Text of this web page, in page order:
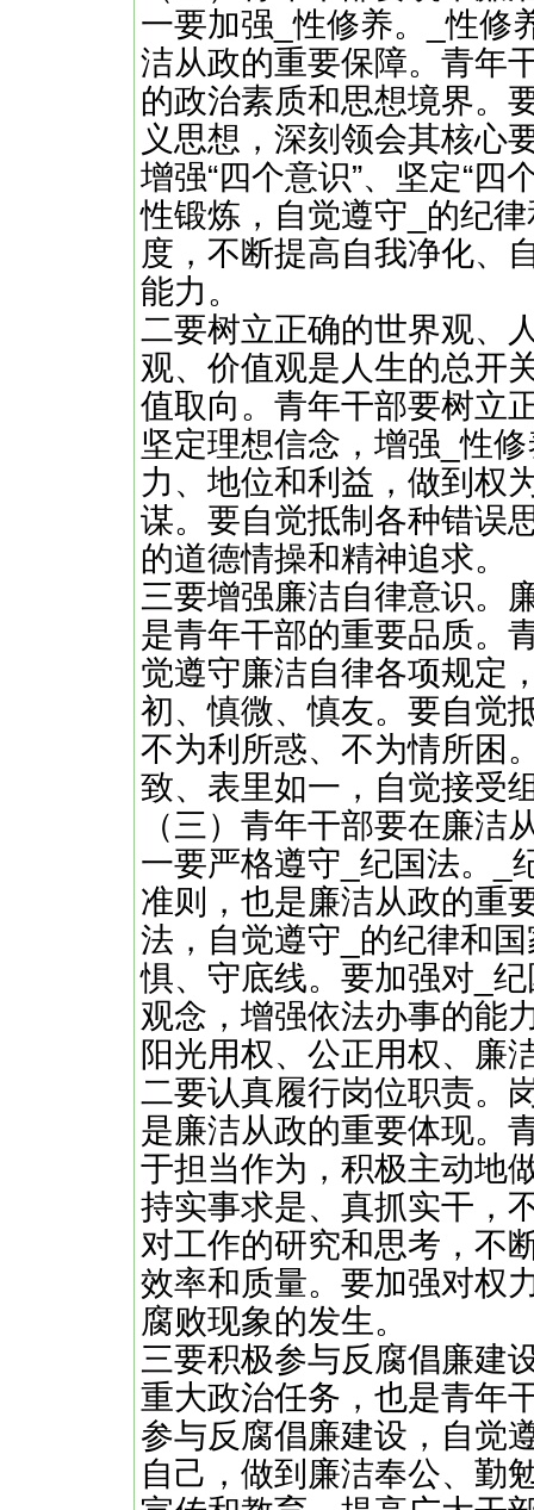
一要加强_性修养。_性修
洁从政的重要保障。青年
的政治素质和思想境界。
义思想，深刻领会其核心
增强“四个意识”、坚定“四
性锻炼，自觉遵守_的纪
度，不断提高自我净化、
能力。
二要树立正确的世界观、
观、价值观是人生的总开
值取向。青年干部要树立
坚定理想信念，增强_性
力、地位和利益，做到权
谋。要自觉抵制各种错误
的道德情操和精神追求。
三要增强廉洁自律意识。
是青年干部的重要品质。
觉遵守廉洁自律各项规定
初、慎微、慎友。要自觉
不为利所惑、不为情所困
致、表里如一，自觉接受
（三）青年干部要在廉洁
一要严格遵守_纪国法。_
准则，也是廉洁从政的重
法，自觉遵守_的纪律和
惧、守底线。要加强对_
观念，增强依法办事的能
阳光用权、公正用权、廉
二要认真履行岗位职责。
是廉洁从政的重要体现。
于担当作为，积极主动地
持实事求是、真抓实干，
对工作的研究和思考，不
效率和质量。要加强对权
腐败现象的发生。
三要积极参与反腐倡廉建
重大政治任务，也是青年
参与反腐倡廉建设，自觉
自己，做到廉洁奉公、勤